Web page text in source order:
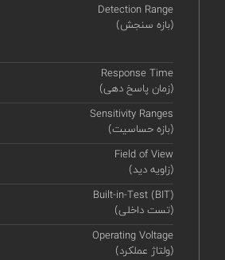
Detection Range
(بازه سنجش)
Response Time
(زمان پاسخ دهی)
Sensitivity Ranges
(بازه حساسیت)
Field of View
(زاویه دید)
Built-in-Test (BIT)
(تست داخلی)
Operating Voltage
(ولتاژ عملکرد)